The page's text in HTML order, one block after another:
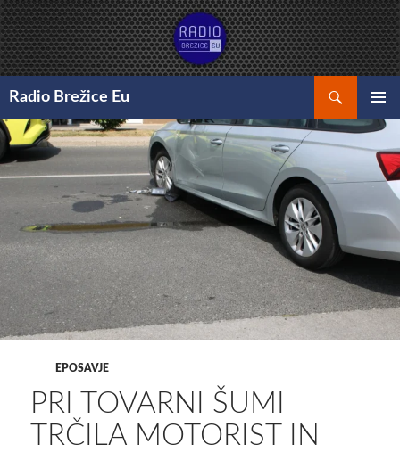
Preskoči
na
vsebino
Radio Brežice Eu
GLAVNI
EPOSAVJE
PRI TOVARNI ŠUMI
TRČILA MOTORIST IN